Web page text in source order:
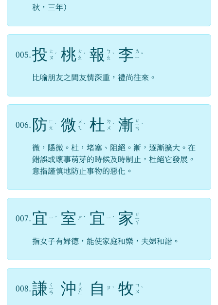
秋，三年）
005. 投 ㄊ
ㄡ ˊ 桃 ㄊ
ㄠ ˊ 報 ㄅ
ㄠ ˋ 李 ㄌ
ㄧ ˇ
比喻朋友之間友情深重，禮尚往來。
006. 防 ㄈ
ㄤ ˊ 微 ㄨ
ㄟ
ˊ 杜 ㄉ
ㄨ ˋ 漸 ㄐ
ㄧ
ㄢ
ˋ
微，隱微。杜，堵塞、阻絕。漸，逐漸擴大。在
錯誤或壞事萌芽的時候及時制止，杜絕它發展。
意指謹慎地防止事物的惡化。
007. 宜 ㄧ ˊ 室 ㄕ ˋ 宜 ㄧ ˊ 家 ㄐ
ㄧ
ㄚ
指女子有婦德，能使家庭和樂，夫婦和諧。
008. 謙 ㄑ
ㄧ
ㄢ 沖 ㄔ
ㄨ
ㄥ 自 ㄗ ˋ 牧 ㄇ
ㄨ ˋ